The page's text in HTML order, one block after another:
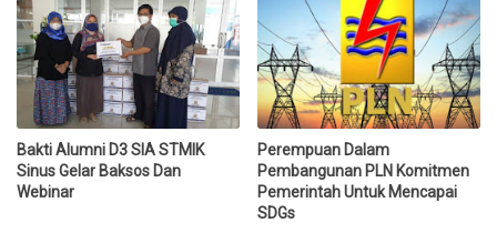
Bakti Alumni D3 SIA STMIK
Sinus Gelar Baksos Dan
Webinar
Perempuan Dalam
Pembangunan PLN Komitmen
Pemerintah Untuk Mencapai
SDGs